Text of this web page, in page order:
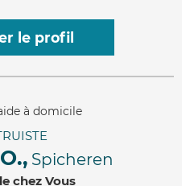
le profil
Spicheren
chez Vous